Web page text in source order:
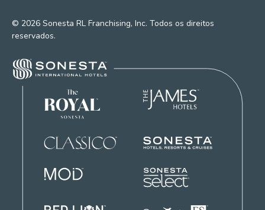
© 2026 Sonesta RL Franchising, Inc. Todos os direitos
reservados.